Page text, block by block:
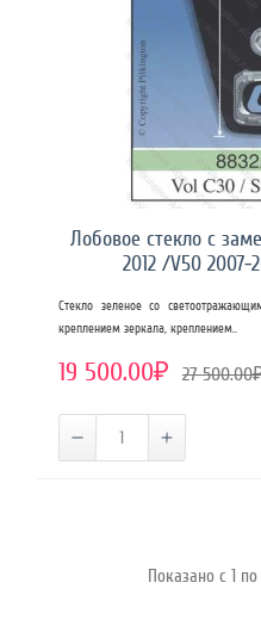
Лобовое стекло с
2012 /V50 2007-
Стекло зеленое со
креплением зеркала, креплением..
19 500.00₽ 27
Показано с 1